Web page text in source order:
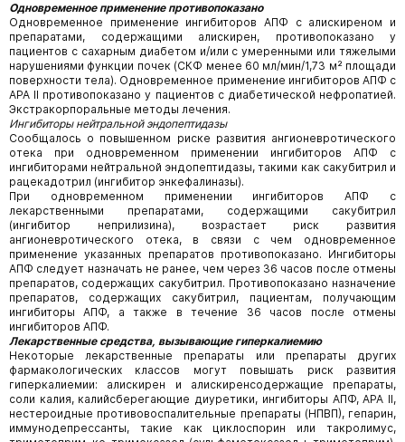
Одновременное применение противопоказано
Одновременное применение ингибиторов АПФ с алискиреном и
препаратами, содержащими алискирен, противопоказано у
пациентов с сахарным диабетом и/или с умеренными или тяжелыми
нарушениями функции почек (СКФ менее 60 мл/мин/1,73 м² площади
поверхности тела). Одновременное применение ингибиторов АПФ с
АРА II противопоказано у пациентов с диабетической нефропатией.
Экстракорпоральные методы лечения.
Ингибиторы нейтральной эндопептидазы
Сообщалось о повышенном риске развития ангионевротического
отека при одновременном применении ингибиторов АПФ с
ингибиторами нейтральной эндопептидазы, такими как сакубитрил и
рацекадотрил (ингибитор энкефалиназы).
При одновременном применении ингибиторов АПФ с
лекарственными препаратами, содержащими сакубитрил
(ингибитор неприлизина), возрастает риск развития
ангионевротического отека, в связи с чем одновременное
применение указанных препаратов противопоказано. Ингибиторы
АПФ следует назначать не ранее, чем через 36 часов после отмены
препаратов, содержащих сакубитрил. Противопоказано назначение
препаратов, содержащих сакубитрил, пациентам, получающим
ингибиторы АПФ, а также в течение 36 часов после отмены
ингибиторов АПФ.
Лекарственные средства, вызывающие гиперкалиемию
Некоторые лекарственные препараты или препараты других
фармакологических классов могут повышать риск развития
гиперкалиемии: алискирен и алискиренсодержащие препараты,
соли калия, калийсберегающие диуретики, ингибиторы АПФ, АРА II,
нестероидные противовоспалительные препараты (НПВП), гепарин,
иммунодепрессанты, такие как циклоспорин или такролимус,